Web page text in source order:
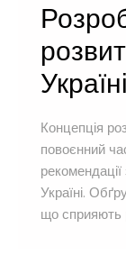
Україні
Концепція
повоєнний
Україні.
що сприяють